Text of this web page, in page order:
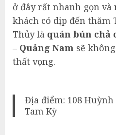
ở đây rất nhanh gọn
khách có dịp đến thăm
Thủy là quán bún chả
– Quảng Nam sẽ
thất vọng.
Địa điểm: 108 Huỳnh
Tam Kỳ